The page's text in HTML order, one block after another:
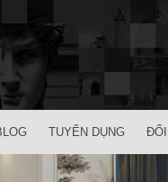
TUYỂN DỤNG